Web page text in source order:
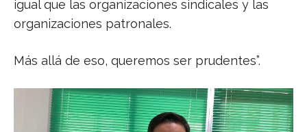
igual que las organizaciones sindicales y las
organizaciones patronales.
Más allá de eso, queremos ser prudentes”.